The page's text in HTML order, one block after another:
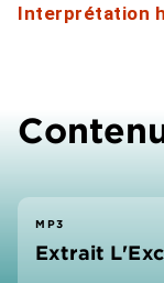
Interprétation
MP3
Extrait